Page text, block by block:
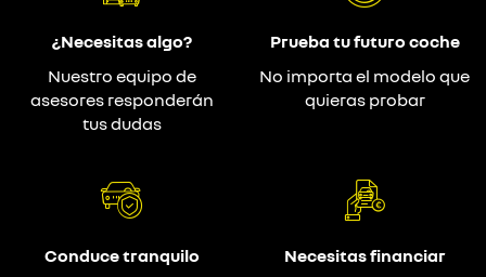
¿Necesitas algo?
Nuestro equipo de
asesores responderán
tus dudas
Prueba tu futuro coche
No importa el modelo que
quieras probar
Conduce tranquilo
Necesitas financiar